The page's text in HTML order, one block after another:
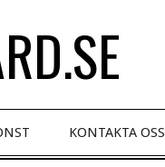
KONTAKTA OSS